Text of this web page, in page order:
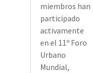
miembros han
participado
activamente
en el 11º Foro
Urbano
Mundial,